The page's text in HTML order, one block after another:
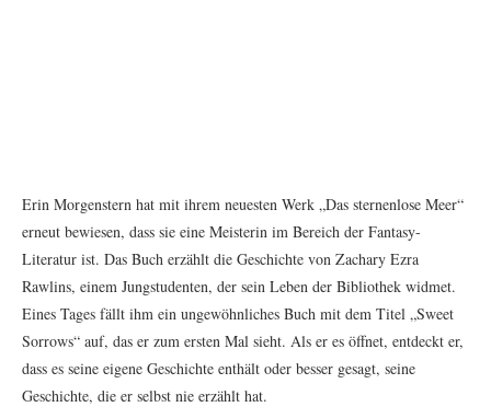
Erin Morgenstern hat mit ihrem neuesten Werk „Das sternenlose Meer“
erneut bewiesen, dass sie eine Meisterin im Bereich der Fantasy-
Literatur ist. Das Buch erzählt die Geschichte von Zachary Ezra
Rawlins, einem Jungstudenten, der sein Leben der Bibliothek widmet.
Eines Tages fällt ihm ein ungewöhnliches Buch mit dem Titel „Sweet
Sorrows“ auf, das er zum ersten Mal sieht. Als er es öffnet, entdeckt er,
dass es seine eigene Geschichte enthält oder besser gesagt, seine
Geschichte, die er selbst nie erzählt hat.